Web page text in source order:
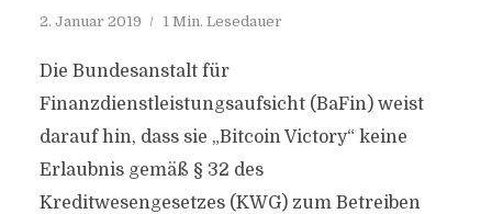
2. Januar 2019 1 Min. Lesedauer
Die Bundesanstalt für
Finanzdienstleistungsaufsicht (BaFin) weist
darauf hin, dass sie „Bitcoin Victory“ keine
Erlaubnis gemäß § 32 des
Kreditwesengesetzes (KWG) zum Betreiben